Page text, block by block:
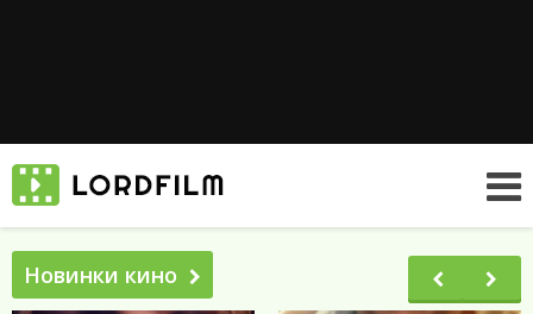
Новинки кино